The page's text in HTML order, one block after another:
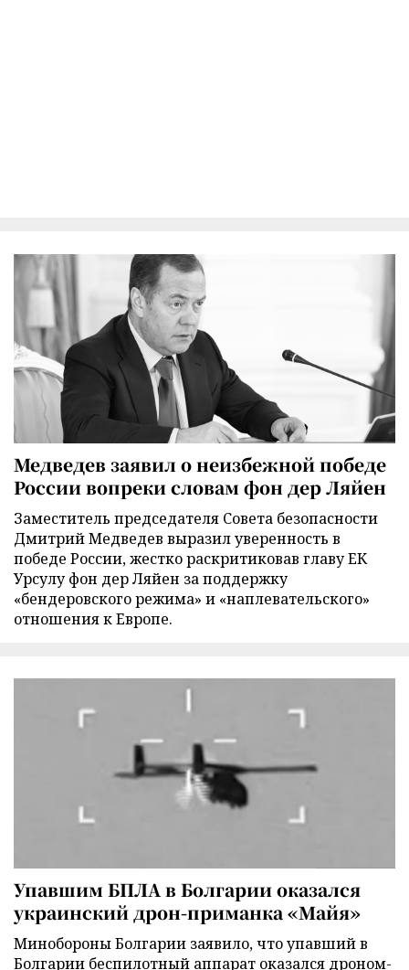
Медведев заявил о неизбежной победе
России вопреки словам фон дер Ляйен
Заместитель председателя Совета безопасности
Дмитрий Медведев выразил уверенность в
победе России, жестко раскритиковав главу ЕК
Урсулу фон дер Ляйен за поддержку
«бендеровского режима» и «наплевательского»
отношения к Европе.
Упавшим БПЛА в Болгарии оказался
украинский дрон-приманка «Майя»
Минобороны Болгарии заявило, что упавший в
Болгарии беспилотный аппарат оказался дроном-